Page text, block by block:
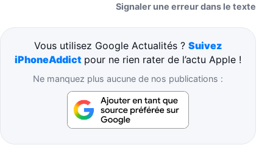
Signaler une erreur dans le texte
Vous utilisez Google Actualités ? Suivez
iPhoneAddict pour ne rien rater de l’actu Apple !
Ne manquez plus aucune de nos publications :